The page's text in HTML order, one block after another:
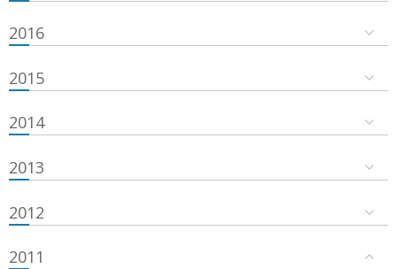
2016
2015
2014
2013
2012
2011